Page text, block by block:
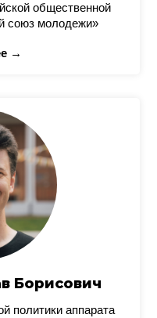
общественной
союз молодежи»
→
Борисович
политики аппарата